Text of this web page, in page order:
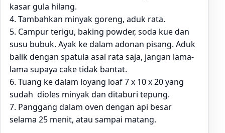
kasar gula hilang.
4. Tambahkan minyak goreng, aduk rata.
5. Campur terigu, baking powder, soda kue dan
susu bubuk. Ayak ke dalam adonan pisang. Aduk
balik dengan spatula asal rata saja, jangan lama-
lama supaya cake tidak bantat.
6. Tuang ke dalam loyang loaf 7 x 10 x 20 yang
sudah dioles minyak dan ditaburi tepung.
7. Panggang dalam oven dengan api besar
selama 25 menit, atau sampai matang.